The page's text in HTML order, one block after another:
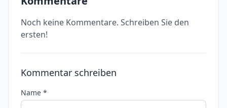
Noch keine Kommentare. Schreiben Sie den
ersten!
Kommentar schreiben
Name *